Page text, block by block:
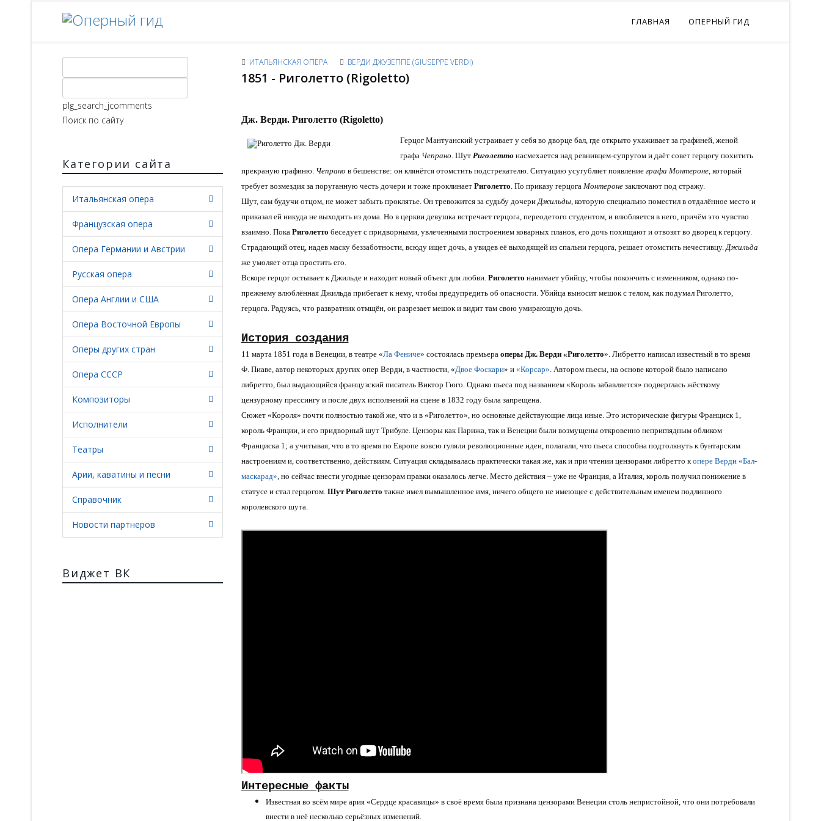
ГЛАВНАЯ ОПЕРНЫЙ ГИД
plg_search_jcomments
Поиск по сайту
Категории сайта
Итальянская опера
Французская опера
Опера Германии и Австрии
Русская опера
Опера Англии и США
Опера Восточной Европы
Оперы других стран
Опера СССР
Композиторы
Исполнители
Театры
Арии, каватины и песни
Справочник
Новости партнеров
Виджет ВК
ИТАЛЬЯНСКАЯ ОПЕРА ВЕРДИ ДЖУЗЕППЕ (GIUSEPPE VERDI)
1851 - Риголетто (Rigoletto)
Дж. Верди. Риголетто (Rigoletto)
Герцог Мантуанский устраивает у себя во дворце бал, где открыто ухаживает за графиней, женой
графа Чепрано. Шут Риголетто насмехается над ревнивцем-супругом и даёт совет герцогу похитить
прекраную графиню. Чепрано в бешенстве: он клянётся отомстить подстрекателю. Ситуацию усугубляет появление графа Монтероне, который
требует возмездия за поруганную честь дочери и тоже проклинает Риголетто. По приказу герцога Монтеронезаключают под стражу.
Шут, сам будучи отцом, не может забыть проклятье. Он тревожится за судьбу дочериДжильды, которую специально поместил в отдалённое место и
приказал ей никуда не выходить из дома. Но в церкви девушка встречает герцога, переодетого студентом, и влюбляется в него, причём это чувство
взаимно. Пока Риголетто беседует с придворными, увлеченными построением коварных планов, его дочь похищают и отвозят во дворец к герцогу.
Страдающий отец, надев маску беззаботности, всюду ищет дочь, а увидев её выходящей из спальни герцога, решает отомстить нечестивцу.Джильда
же умоляет отца простить его.
Вскоре герцог остывает к Джильде и находит новый объект для любви. Риголетто нанимает убийцу, чтобы покончить с изменником, однако по-
прежнему влюблённая Джильда прибегает к нему, чтобы предупредить об опасности. Убийца выносит мешок с телом, как подумал Риголетто,
герцога. Радуясь, что развратник отмщён, он разрезает мешок и видит там свою умирающую дочь.
История создания
11 марта 1851 года в Венеции, в театре «Ла Фениче» состоялась премьера оперы Дж. Верди «Риголетто». Либретто написал известный в то время
Ф. Пиаве, автор некоторых других опер Верди, в частности, «Двое Фоскари» и «Корсар». Автором пьесы, на основе которой было написано
либретто, был выдающийся французский писатель Виктор Гюго. Однако пьеса под названием «Король забавляется» подверглась жёсткому
цензурному прессингу и после двух исполнений на сцене в 1832 году была запрещена.
Сюжет «Короля» почти полностью такой же, что и в «Риголетто», но основные действующие лица иные. Это исторические фигуры Франциск 1,
король Франции, и его придворный шут Трибуле. Цензоры как Парижа, так и Венеции были возмущены откровенно неприглядным обликом
Франциска 1; а учитывая, что в то время по Европе вовсю гуляли революционные идеи, полагали, что пьеса способна подтолкнуть к бунтарским
настроениям и, соответственно, действиям. Ситуация складывалась практически такая же, как и при чтении цензорами либретто копере Верди «Бал-
маскарад», но сейчас внести угодные цензорам правки оказалось легче. Место действия – уже не Франция, а Италия, король получил понижение в
статусе и стал герцогом. Шут Риголетто также имел вымышленное имя, ничего общего не имеющее с действительным именем подлинного
королевского шута.
Интересные факты
Известная во всём мире ария «Сердце красавицы» в своё время была признана цензорами Венеции столь непристойной, что они потребовали
внести в неё несколько серьёзных изменений.